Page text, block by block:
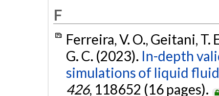
F
Ferreira, V. O., Geitani, T.
G. C. (2023). In-depth
simulations of liquid
426, 118652 (16 pages).